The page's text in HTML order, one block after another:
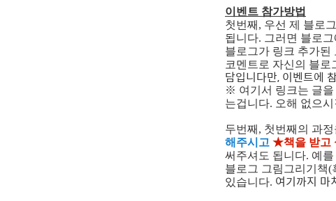
이벤트 참가방법
첫번째, 우선 제 블로
됩니다. 그러면 블로
블로그가 링크 추가된
코멘트로 자신의 블로
담입니다만, 이벤트에
※ 여기서 링크는 글을
는겁니다. 오해 없으
두번째, 첫번째의 과
해주시고 ★책을 받고
써주셔도 됩니다. 예
블로그 그림그리기책
있습니다. 여기까지 마